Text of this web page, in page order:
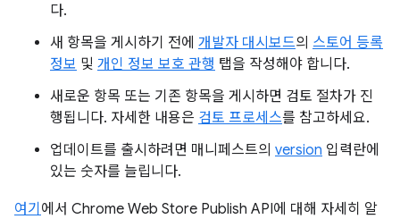
다.
새 항목을 게시하기 전에 개발자 대시보드의 스토어 등록
정보 및 개인 정보 보호 관행 탭을 작성해야 합니다.
새로운 항목 또는 기존 항목을 게시하면 검토 절차가 진
행됩니다. 자세한 내용은 검토 프로세스를 참고하세요.
업데이트를 출시하려면 매니페스트의 version 입력란에
있는 숫자를 늘립니다.
여기 에서 Chrome Web Store Publish API에 대해 자세히 알